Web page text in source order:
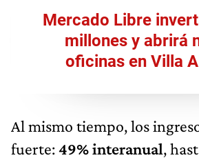
Mercado Libre
millones y abrirá
oficinas en Villa
Al mismo tiempo, los
fuerte:49% interanual,